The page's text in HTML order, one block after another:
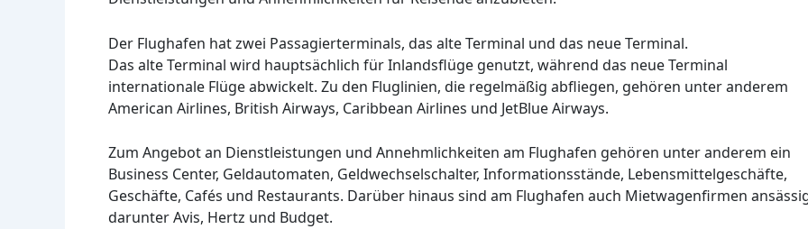
Der Flughafen hat zwei Passagierterminals, das alte Terminal und das neue Terminal.
Das alte Terminal wird hauptsächlich für Inlandsflüge genutzt, während das neue Terminal
internationale Flüge abwickelt. Zu den Fluglinien, die regelmäßig abfliegen, gehören unter anderem
American Airlines, British Airways, Caribbean Airlines und JetBlue Airways.
Zum Angebot an Dienstleistungen und Annehmlichkeiten am Flughafen gehören unter anderem ein
Business Center, Geldautomaten, Geldwechselschalter, Informationsstände, Lebensmittelgeschäfte,
Geschäfte, Cafés und Restaurants. Darüber hinaus sind am Flughafen auch Mietwagenfirmen
darunter Avis, Hertz und Budget.